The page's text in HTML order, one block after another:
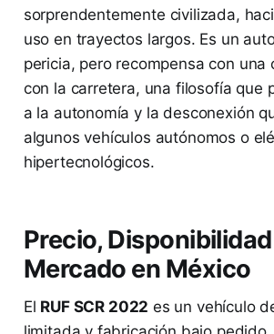
sorprendentemente civilizada,
uso en trayectos largos. Es un
pericia, pero recompensa con una
con la carretera, una filosofía que
a la autonomía y la desconexión
algunos vehículos autónomos o
hipertecnológicos.
Precio,
Mercado en México
El RUF SCR 2022 es un vehículo